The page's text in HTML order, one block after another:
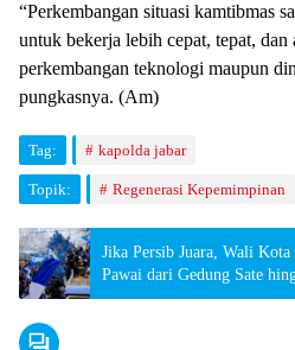
​“Perkembangan situasi kamtibmas
untuk bekerja lebih cepat, tepat, dan
perkembangan teknologi maupun
pungkasnya. (Am)
Tag: kapolda jabar
Topik: Regenerasi Kepemimpinan
​Jika Persib Juara, Wali
Pawai dari Gedung Sate